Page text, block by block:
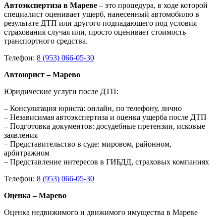
Автоэкспертиза в Мареве – это процедура, в ходе которой
специалист оценивает ущерб, нанесенный автомобилю в
результате ДТП или другого подпадающего под условия
страхования случая или, просто оценивает стоимость
транспортного средства.
Телефон: 8 (953) 066-05-30
Автоюрист – Марево
Юридические услуги после ДТП:
– Консультация юриста: онлайн, по телефону, лично
– Независимая автоэкспертиза и оценка ущерба после ДТП
– Подготовка документов: досудебные претензии, исковые
заявления
– Представительство в суде: мировом, районном,
арбитражном
– Представление интересов в ГИБДД, страховых компаниях
Телефон: 8 (953) 066-05-30
Оценка – Марево
Оценка недвижимого и движимого имущества в Мареве